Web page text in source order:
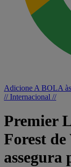
Adicione A BOLA
// Internacional //
Premier
Forest
assegura